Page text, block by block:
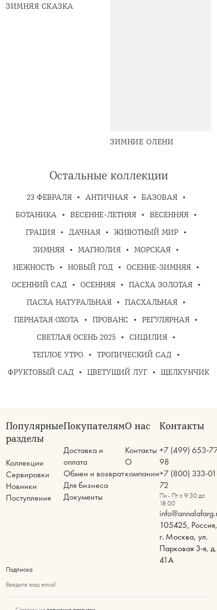
ЗИМНЯЯ СКАЗКА
ЗИМНИЕ ОЛЕНИ
Остальные коллекции
23 ФЕВРАЛЯ АНТИЧНАЯ
БАЗОВАЯ
БОТАНИКА
ВЕСЕННЕ-ЛЕТНЯЯ
ВЕСЕННЯЯ
ГРАЦИЯ
ДАЧНАЯ
ЖИВОТНЫЙ МИР
ЗИМНЯЯ
МАГНОЛИЯ
МОРСКАЯ
НЕЖНОСТЬ
НОВЫЙ ГОД
ОСЕННЕ-ЗИМНЯЯ
ОСЕННИЙ САД
ОСЕННЯЯ
ПАСХА ЗОЛОТАЯ
ПАСХА НАТУРАЛЬНАЯ
ПАСХАЛЬНАЯ
ПЕРНАТАЯ ОХОТА
ПРОВАНС
РЕГУЛЯРНАЯ
СВЕТЛАЯ ОСЕНЬ 2025
СИЦИЛИЯ
ТЕПЛОЕ УТРО
ТРОПИЧЕСКИЙ САД
ФРУКТОВЫЙ САД
ЦВЕТУЩИЙ ЛУГ ЩЕЛКУНЧИК
Популярные
разделы
Коллекции
Сервировки
Новинки
Поступления
Покупателям
Доставка и
оплата
Обмен и возврат
Для бизнеса
Документы
О нас
Контакты
О
компании
Контакты
+7 (499) 653-
98
+7 (800) 333-
72
Пн - Пт с 9:30 до
18:00
105425, Россия,
г. Москва, ул.
Парковая 3-я, д.
41А
Подписка
Введите ваш email